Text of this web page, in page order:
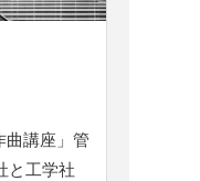
曲講座」管
と工学社